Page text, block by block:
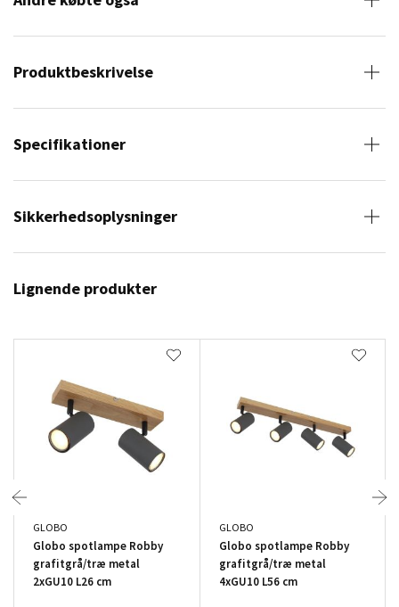
Produktbeskrivelse
Specifikationer
Sikkerhedsoplysninger
Lignende produkter
GLOBO
Globo spotlampe Robby
grafitgrå/træ metal
2xGU10 L26 cm
GLOBO
Globo spotlampe Robby
grafitgrå/træ metal
4xGU10 L56 cm